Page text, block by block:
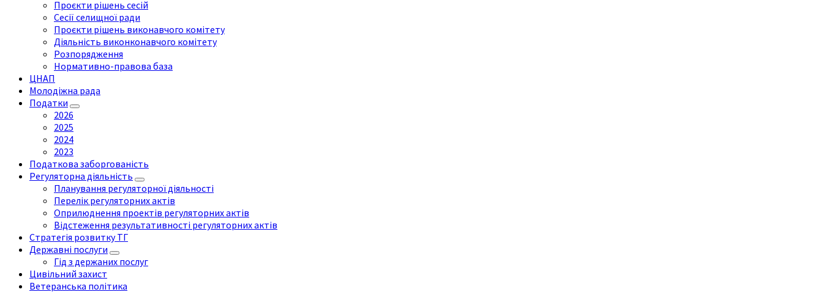
Проєкти рішень сесій
Сесії селищної ради
Проєкти рішень виконавчого комітету
Діяльність виконконавчого комітету
Розпорядження
Нормативно-правова база
ЦНАП
Молодіжна рада
Податки
2026
2025
2024
2023
Податкова заборгованість
Регуляторна діяльність
Планування регуляторної діяльності
Перелік регуляторних актів
Оприлюднення проектів регуляторних актів
Відстеження результативності регуляторних актів
Стратегія розвитку ТГ
Державні послуги
Гід з держаних послуг
Цивільний захист
Ветеранська політика